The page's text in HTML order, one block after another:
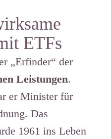
ETFs
„Erfinder“ der
Leistungen.
er Minister für
Das
1961 ins Leben